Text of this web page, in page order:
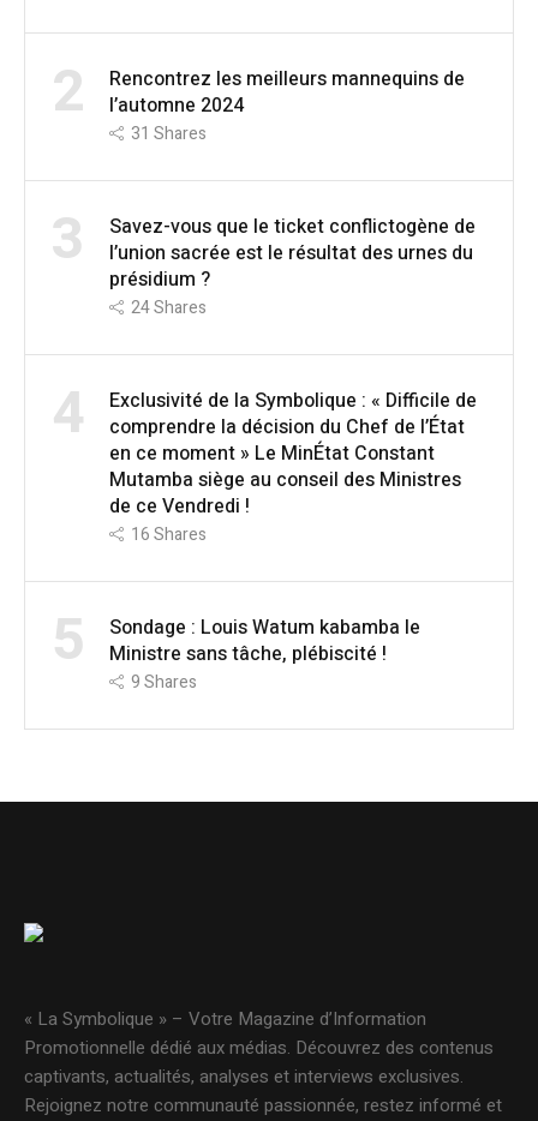
2
Rencontrez les meilleurs mannequins de
l’automne 2024
31 Shares
3
Savez-vous que le ticket conflictogène de
l’union sacrée est le résultat des urnes du
présidium ?
24Shares
4
Exclusivité de la Symbolique : « Difficile de
comprendre la décision du Chef de l’État
en ce moment » Le MinÉtat Constant
Mutamba siège au conseil des Ministres
de ce Vendredi !
16Shares
5
Sondage : Louis Watum kabamba le
Ministre sans tâche, plébiscité !
9Shares
« La Symbolique » – Votre Magazine d’Information
Promotionnelle dédié aux médias. Découvrez des contenus
captivants, actualités, analyses et interviews exclusives.
Rejoignez notre communauté passionnée, restez informé et